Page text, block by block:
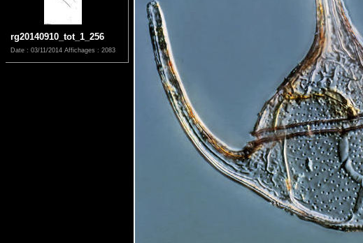
rg20140910_tot_1_256
Date : 03/11/2014 Affichages : 2083